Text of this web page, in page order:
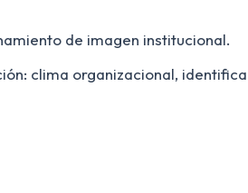
de imagen institucional.
clima organizacional,